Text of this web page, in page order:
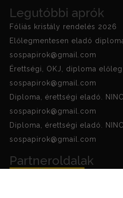
Legutóbbi aprók
Fóliás kristály rendelés 2026
Előlegmentesen eladó
sospapirok@gmail.com
Érettségi, OKJ, diploma
sospapirok@gmail.com
Diploma, érettségi eladó.
sospapirok@gmail.com
Diploma, érettségi eladó.
sospapirok@gmail.com
Partneroldalak